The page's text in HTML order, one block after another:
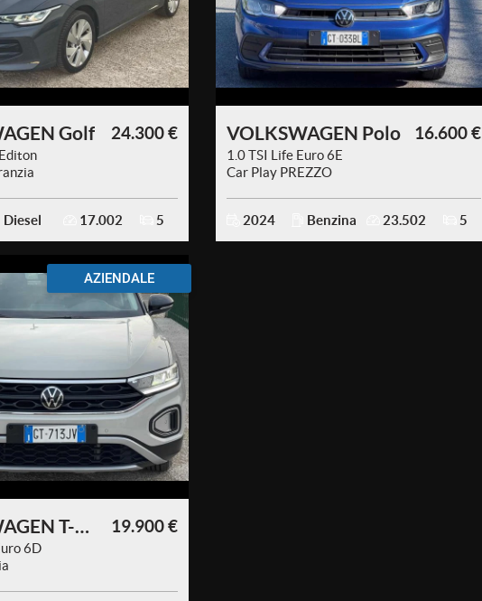
Golf 24.300 €
Diesel 17.002 5
VOLKSWAGEN Polo
1.0 TSI Life Euro 6E
Car Play PREZZO
16.600 €
2024 Benzina 23.502 5
AZIENDALE
VOLKSWAGEN T-Roc
6D
19.900 €